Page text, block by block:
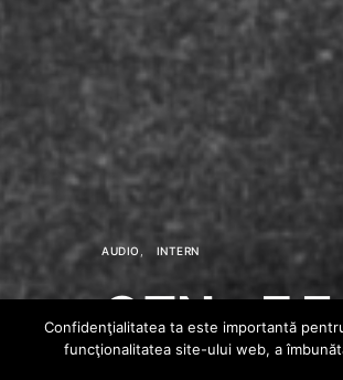
AUDIO INTERN
OZN – E
Confidenţialitatea ta este importantă
funcţionalitatea site-ului web, a